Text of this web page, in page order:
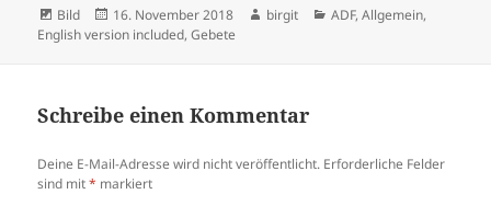
Format
Bild
Veröffentlicht
am
16. November 2018 Autor
birgit Kategorien
ADF,Allgemein,
English version included,Gebete
Schreibe einen Kommentar
Deine E-Mail-Adresse wird nicht veröffentlicht. Erforderliche Felder
sind mit* markiert